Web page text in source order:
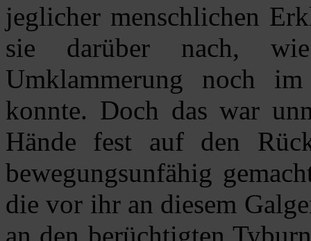
jeglicher menschlichen
sie darüber nach,
Umklammerung noch
konnte. Doch das war
Hände fest auf den
bewegungsunfähig
die vor ihr an diesem